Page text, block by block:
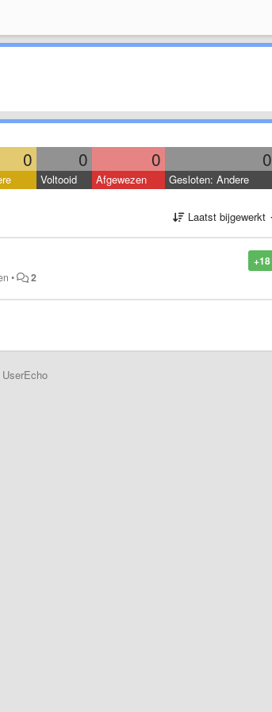
0 0 0 0
Voltooid Afgewezen Gesloten: Andere
Laatst bijgewerkt
+18
• 2